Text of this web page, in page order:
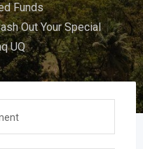
Funds
Out Your Special
UQ